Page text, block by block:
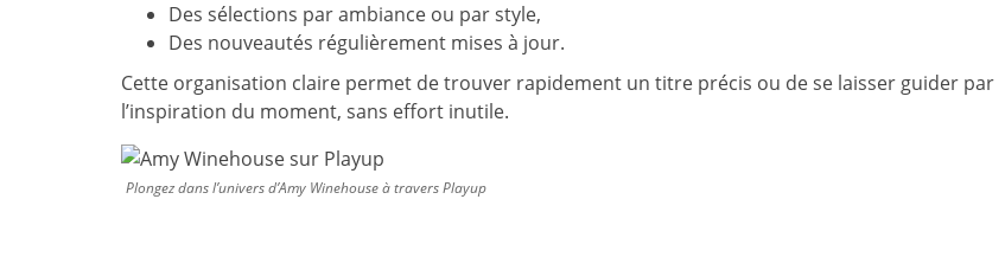
Des sélections par ambiance ou par style,
Des nouveautés régulièrement mises à jour.
Cette organisation claire permet de trouver rapidement un titre précis ou de se laisser guider par
l’inspiration du moment, sans effort inutile.
Plongez dans l’univers d’Amy Winehouse à travers Playup